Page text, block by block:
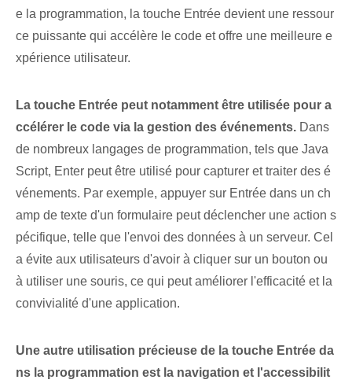
e la programmation, la touche Entrée devient une ressour
ce puissante qui accélère le code et offre une meilleure e
xpérience utilisateur.
La touche Entrée peut notamment être utilisée pour a
ccélérer le code via la gestion des événements. ⁤Dans
de nombreux langages de programmation, tels que Java
Script, Enter peut être utilisé pour capturer et traiter des é
vénements. Par exemple, appuyer sur Entrée dans un ch
amp de texte d'un formulaire peut déclencher une action s
pécifique, telle que l'envoi des données à un serveur. Cel
a évite aux utilisateurs d'avoir à cliquer sur un bouton ou
à utiliser une souris, ce qui peut améliorer l'efficacité et la
convivialité d'une application.
Une autre utilisation précieuse de la touche ⁤Entrée da
ns la programmation est la navigation et l'accessibilit